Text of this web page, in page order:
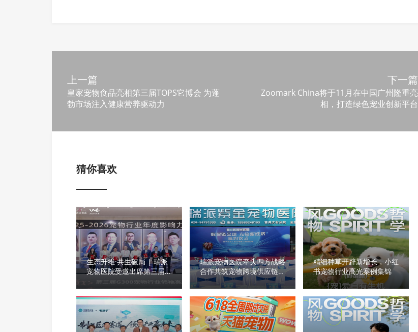
上一篇
皇家宠物食品亮相第三届TOPS它博会 为蓬
勃市场注入健康营养驱动力
下一篇
Zoomark China将于11月在中国广州隆重亮
相，打造绿色宠业创新平台
猜你喜欢
生态升维·共生破局 | 瑞派
宠物医院受邀出席第三届
G300宠物行业领袖高峰会
瑞派宠物医院牵头四方战略
合作共筑宠物跨境供应链新
标杆以全链条闭环赋能产业
升级以区域协同助力中国宠
物走向全球
精细种草开辟新增长，小红
书宠物行业高光案例集锦